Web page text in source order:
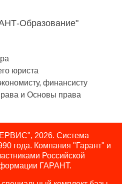
Образование"
юриста
финансисту
и Основы права
2026. Система
года. Компания "Гарант" и
Российской
ГАРАНТ.